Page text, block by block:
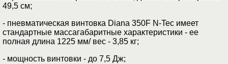
49,5 см;
- пневматическая винтовка Diana 350F N-Tec имеет
стандартные массагабаритные характеристики - ее
полная длина 1225 мм/ вес - 3,85 кг;
- мощность винтовки - до 7,5 Дж;